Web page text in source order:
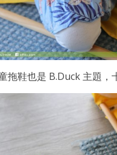
拖鞋也是 B.Duck 主題，